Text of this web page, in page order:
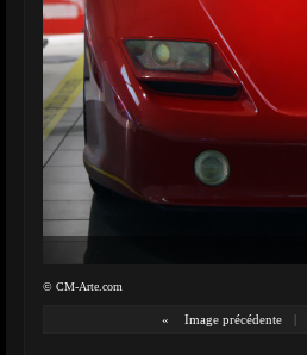
© CM-Arte.com
« Image précédente |